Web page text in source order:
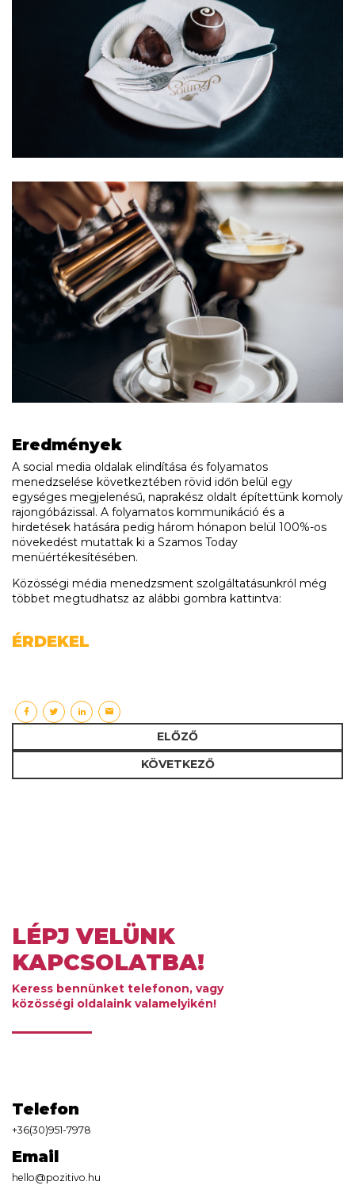
Eredmények
A social media oldalak elindítása és folyamatos
menedzselése következtében rövid időn belül egy
egységes megjelenésű, naprakész oldalt építettünk komoly
rajongóbázissal. A folyamatos kommunikáció és a
hirdetések hatására pedig három hónapon belül 100%-os
növekedést mutattak ki a Szamos Today
menüértékesítésében.
Közösségi média menedzsment szolgáltatásunkról még
többet megtudhatsz az alábbi gombra kattintva:
ÉRDEKEL
ELŐZŐ
KÖVETKEZŐ
LÉPJ VELÜNK
KAPCSOLATBA!
Keress bennünket telefonon, vagy
közösségi oldalaink valamelyikén!
Telefon
+36(30)951-7978
Email
hello@pozitivo.hu